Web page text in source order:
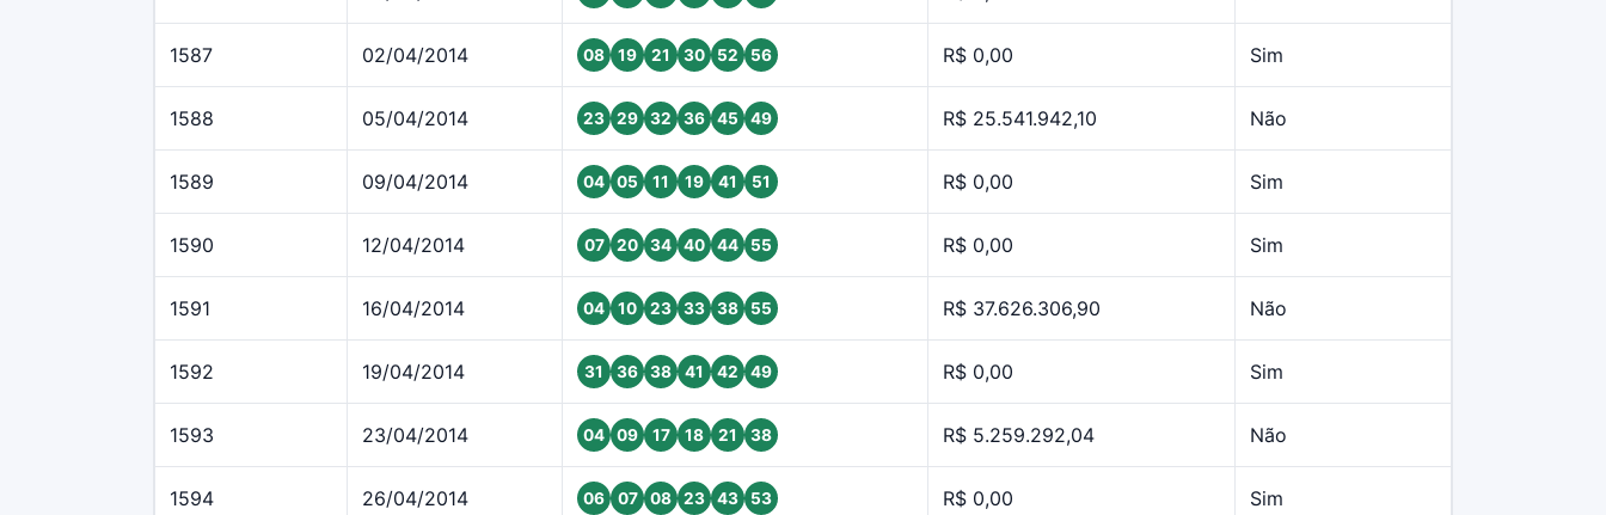
1587 02/04/2014 08 19 21 30 52 56 R$ 0,00 Sim
1588 05/04/2014 23 29 32 36 45 49 R$ 25.541.942,10 Não
1589 09/04/2014 04 05 11 19 41 51 R$ 0,00 Sim
1590 12/04/2014 07 20 34 40 44 55 R$ 0,00 Sim
1591 16/04/2014 04 10 23 33 38 55 R$ 37.626.306,90 Não
1592 19/04/2014 31 36 38 41 42 49 R$ 0,00 Sim
1593 23/04/2014 04 09 17 18 21 38 R$ 5.259.292,04 Não
1594 26/04/2014 06 07 08 23 43 53 R$ 0,00 Sim